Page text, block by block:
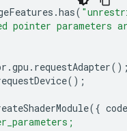
.has(
pointer parameters
.gpu . requestAdapter
();
({ code